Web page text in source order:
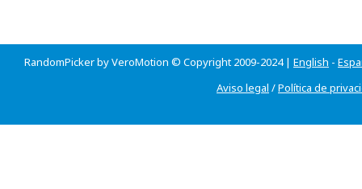
RandomPicker by VeroMotion © Copyright 2009-2024 | English -
Aviso legal /Política de